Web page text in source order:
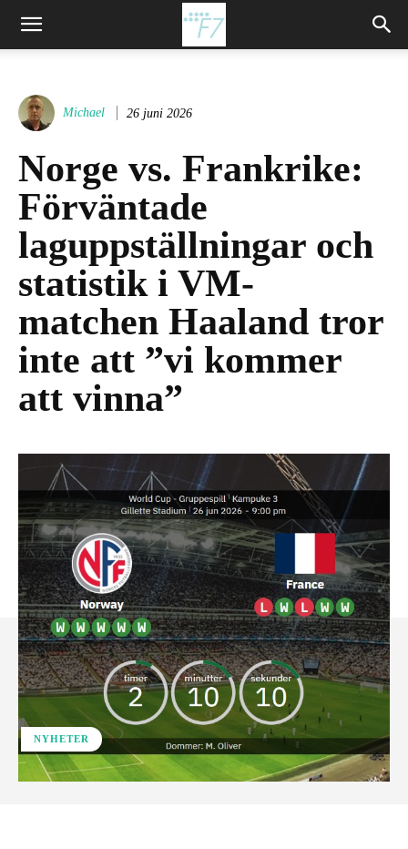
Michael 26 juni 2026
Norge vs. Frankrike:
Förväntade
laguppställningar och
statistik i VM-
matchen Haaland tror
inte att ”vi kommer
att vinna”
NYHETER